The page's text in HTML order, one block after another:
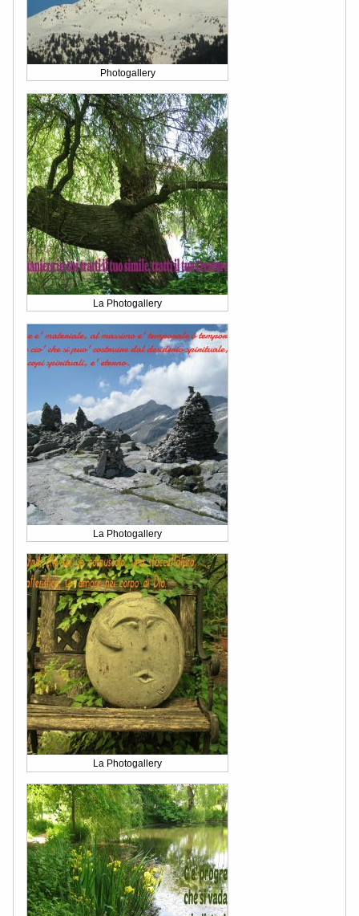
Photogallery
La Photogallery
La Photogallery
La Photogallery